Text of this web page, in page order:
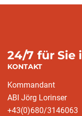
24/7 für Sie
KONTAKT
Kommandant
ABI Jörg Lorinser
+43(0)680/3146063